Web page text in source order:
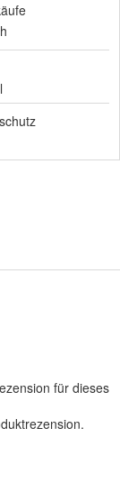
für dieses
.